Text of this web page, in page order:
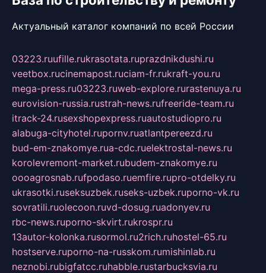
Актуальный каталог компаний по всей России
03223.ruufille.rukrasotata.ruprazdnikdushi.ru
veetbox.rucinemapost.ruciam-fr.rukraft-you.ru
mega-press.ru03223.ruweb-explore.rurastenuya.ru
eurovision-russia.rustrah-news.rufreeride-team.ru
itrack-24.rusexshopexpress.ruautostudiopro.ru
alabuga-cityhotel.rupornv.ruatlantpereezd.ru
bud-em-znakomye.rua-cdc.ruelektrostal-news.ru
korolevremont-market.rubudem-znakomye.ru
oooagrosnab.rufpodaso.ruemfire.rupro-otdelky.ru
ukrasotki.ruseksuzbek.ruseks-uzbek.ruporno-vk.ru
sovratili.ruolecoon.ruvd-dosug.ruadonyev.ru
rbc-news.ruporno-skvirt.rukrospr.ru
13autor-kolonka.rusormol.ru2rich.ruhostel-65.ru
hostserve.ruporno-na-russkom.rumishinlab.ru
neznobi.rubigfatcc.ruhabble.rustarbucksvia.ru